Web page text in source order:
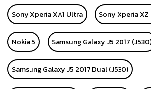
Sony Xperia XA1 Ultra Sony Xperia XZ
Nokia 5 Samsung Galaxy J5 2017 (J530)
Samsung Galaxy J5 2017 Dual (J530)